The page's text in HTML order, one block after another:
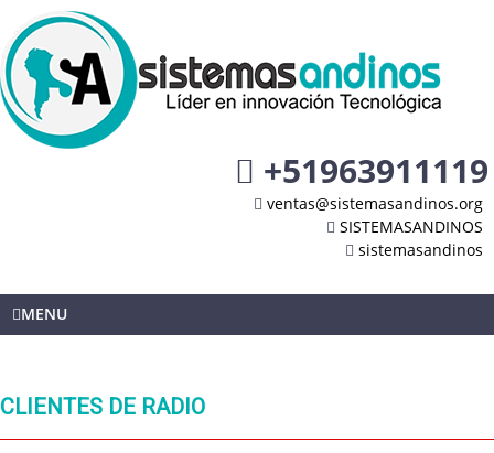
+51963911119
ventas@sistemasandinos.org
SISTEMASANDINOS
sistemasandinos
MENU
CLIENTES DE RADIO